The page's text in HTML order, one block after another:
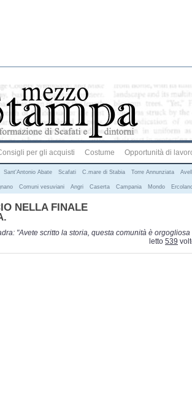
per gli acquisti Costume Opportunità di
Sant'Antonio Abate Scafati C.mare di Stabia Torre Annunziata
Comuni vesuviani Angri Caserta Campania Mondo
NELLA FINALE
"Avete scritto la storia, questa comunità è orgogliosa
letto 539